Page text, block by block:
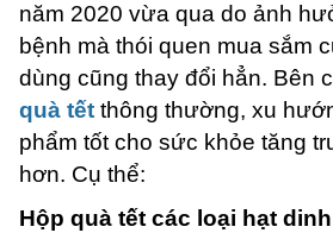
năm 2020 vừa qua do ảnh
bệnh mà thói quen mua sắm
dùng cũng thay đổi hẳn. Bên
quà tết thông thường, xu
phẩm tốt cho sức khỏe tăng
hơn. Cụ thể:
Hộp quà tết các loại hạt